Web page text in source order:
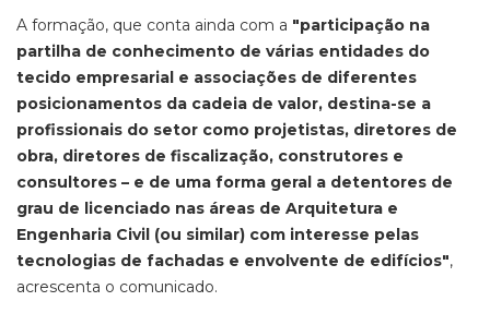
A formação, que conta ainda com a "participação na
partilha de conhecimento de várias entidades do
tecido empresarial e associações de diferentes
posicionamentos da cadeia de valor, destina-se a
profissionais do setor como projetistas, diretores de
obra, diretores de fiscalização, construtores e
consultores – e de uma forma geral a detentores de
grau de licenciado nas áreas de Arquitetura e
Engenharia Civil (ou similar) com interesse pelas
tecnologias de fachadas e envolvente de edifícios",
acrescenta o comunicado.